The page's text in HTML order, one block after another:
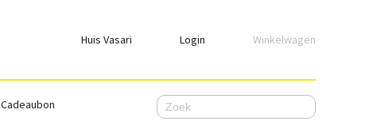
Huis Vasari Login
Login
Emailadres
Winkelwagen
Cadeaubon